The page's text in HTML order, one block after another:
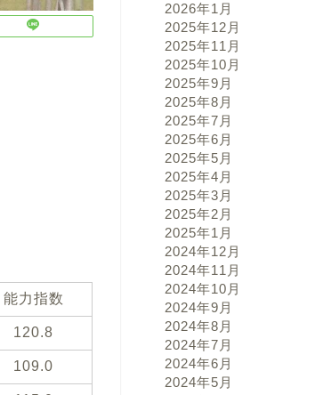
能力指数
120.8
109.0
2026年1月
2025年12月
2025年11月
2025年10月
2025年9月
2025年8月
2025年7月
2025年6月
2025年5月
2025年4月
2025年3月
2025年2月
2025年1月
2024年12月
2024年11月
2024年10月
2024年9月
2024年8月
2024年7月
2024年6月
2024年5月